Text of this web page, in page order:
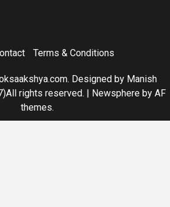
Terms & Conditions
Designed by Manish
rights reserved. | Newsphere by AF
themes.